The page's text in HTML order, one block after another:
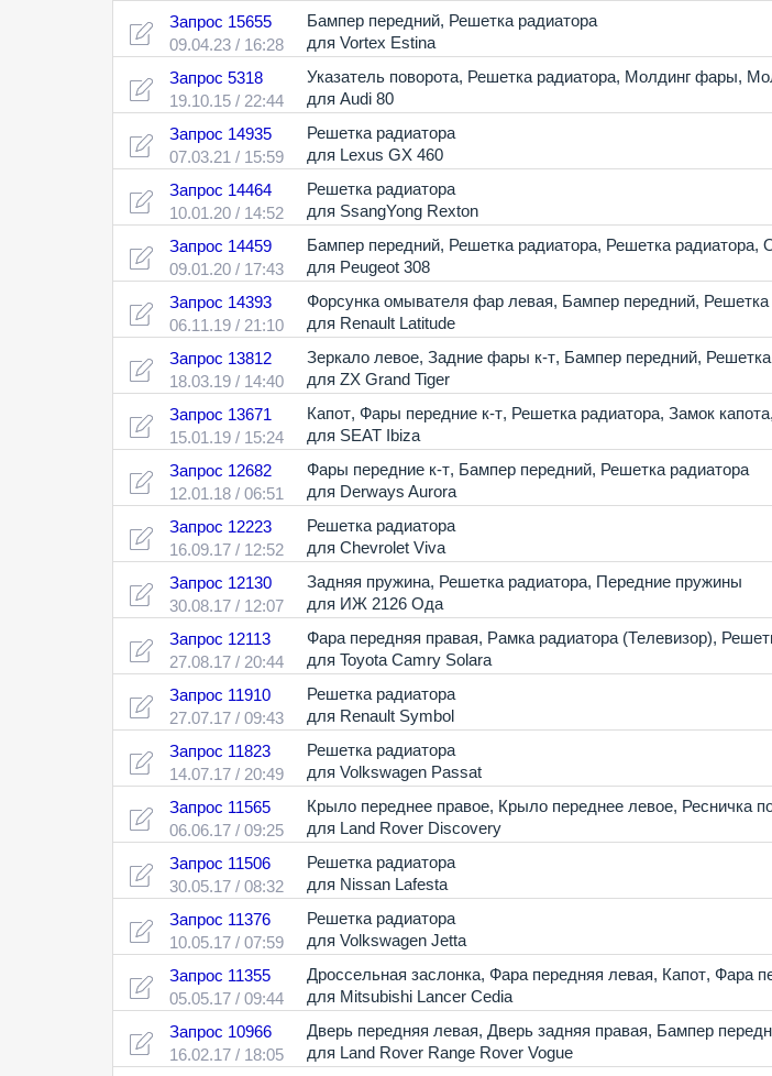
Запрос 15655
09.04.23 / 16:28
Бампер передний, Решетка радиатора
для Vortex Estina
Запрос 5318
19.10.15 / 22:44
Указатель поворота, Решетка радиатора, Молдинг фары,
для Audi 80
Запрос 14935
07.03.21 / 15:59
Решетка радиатора
для Lexus GX 460
Запрос 14464
10.01.20 / 14:52
Решетка радиатора
для SsangYong Rexton
Запрос 14459
09.01.20 / 17:43
Бампер передний, Решетка радиатора, Решетка радиатора,
для Peugeot 308
Запрос 14393
06.11.19 / 21:10
Форсунка омывателя фар левая, Бампер передний, Решетка
для Renault Latitude
Запрос 13812
18.03.19 / 14:40
Зеркало левое, Задние фары к-т, Бампер передний,
для ZX Grand Tiger
Запрос 13671
15.01.19 / 15:24
Капот, Фары передние к-т, Решетка радиатора, Замок капота,
для SEAT Ibiza
Запрос 12682
12.01.18 / 06:51
Фары передние к-т, Бампер передний, Решетка радиатора
для Derways Aurora
Запрос 12223
16.09.17 / 12:52
Решетка радиатора
для Chevrolet Viva
Запрос 12130
30.08.17 / 12:07
Задняя пружина, Решетка радиатора, Передние пружины
для ИЖ 2126 Ода
Запрос 12113
27.08.17 / 20:44
Фара передняя правая, Рамка радиатора (Телевизор),
для Toyota Camry Solara
Запрос 11910
27.07.17 / 09:43
Решетка радиатора
для Renault Symbol
Запрос 11823
14.07.17 / 20:49
Решетка радиатора
для Volkswagen Passat
Запрос 11565
06.06.17 / 09:25
Крыло переднее правое, Крыло переднее левое, Ресничка
для Land Rover Discovery
Запрос 11506
30.05.17 / 08:32
Решетка радиатора
для Nissan Lafesta
Запрос 11376
10.05.17 / 07:59
Решетка радиатора
для Volkswagen Jetta
Запрос 11355
05.05.17 / 09:44
Дроссельная заслонка, Фара передняя левая, Капот, Фара
для Mitsubishi Lancer Cedia
Запрос 10966
16.02.17 / 18:05
Дверь передняя левая, Дверь задняя правая, Бампер
для Land Rover Range Rover Vogue